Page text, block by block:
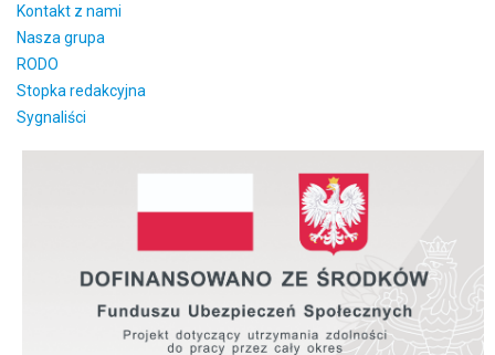
Kontakt z nami
Nasza grupa
RODO
Stopka redakcyjna
Sygnaliści